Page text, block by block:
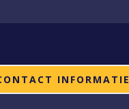
INFORMATIE